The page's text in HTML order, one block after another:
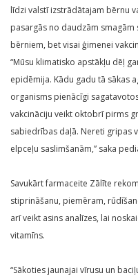
līdzi valstī izstrādātajam bērnu
pasargās no daudzām smagām
bērniem, bet visai ģimenei
“Mūsu klimatisko apstākļu dēļ
epidēmija. Kādu gadu tā sākas
organisms pienācīgi
vakcināciju veikt oktobrī pirms
sabiedrības daļā. Nereti gripas
elpceļu saslimšanām,” saka
Savukārt farmaceite Zālīte
stiprināšanu, piemēram,
arī veikt asins analīzes, lai
vitamīns.
“Sākoties jaunajai vīrusu un